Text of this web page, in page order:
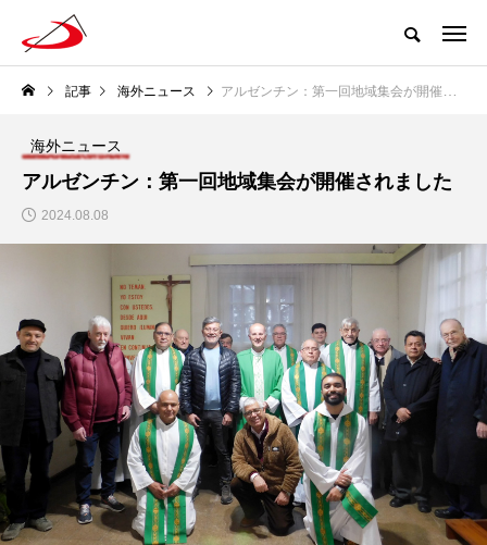
記事 海外ニュース アルゼンチン：第一回地域集会が開催されました
海外ニュース
アルゼンチン：第一回地域集会が開催されました
2024.08.08